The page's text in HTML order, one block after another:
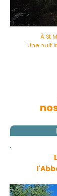
À St
Une nuit